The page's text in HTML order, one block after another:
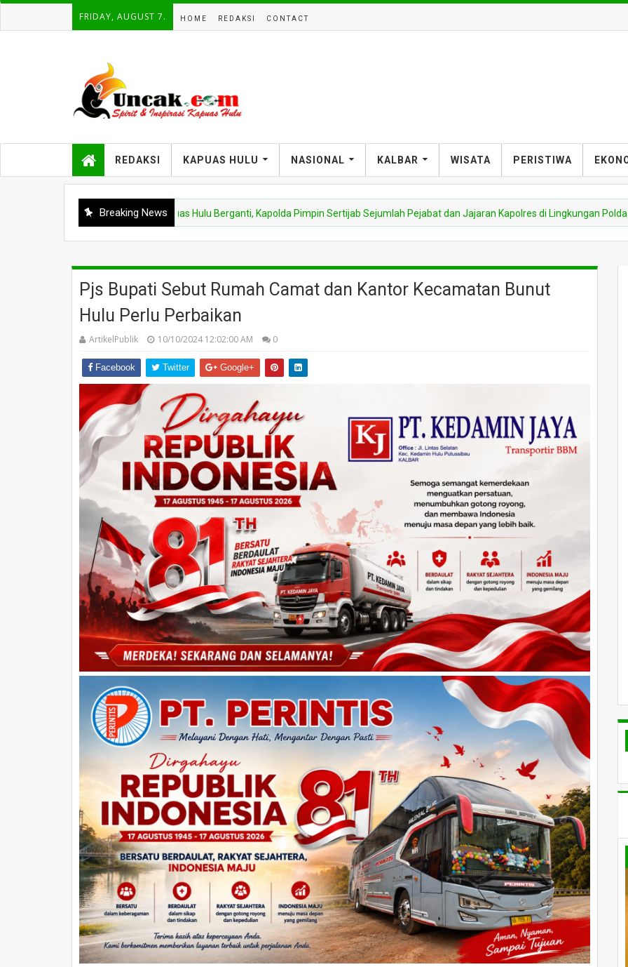
FRIDAY, AUGUST 7. HOME REDAKSI CONTACT
REDAKSI KAPUAS HULU NASIONAL KALBAR WISATA PERISTIWA
Breaking News
Kapolres Kapuas Hulu Berganti, Kapolda Pimpin Sertijab Sejumlah Pejabat dan Jajaran Kapolres di Lingkungan Polda Kalbar
Pjs Bupati Sebut Rumah Camat dan Kantor Kecamatan Bunut
Hulu Perlu Perbaikan
ArtikelPublik 10/10/2024 12:02:00 AM 0
Facebook Twitter Google+